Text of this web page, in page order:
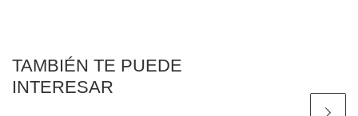
TAMBIÉN TE PUEDE
INTERESAR